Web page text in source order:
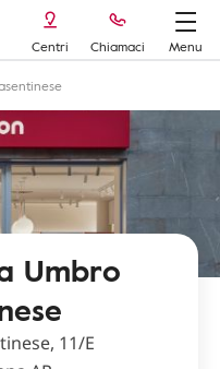
Centri Chiamaci
Menu
Umbro
11/E